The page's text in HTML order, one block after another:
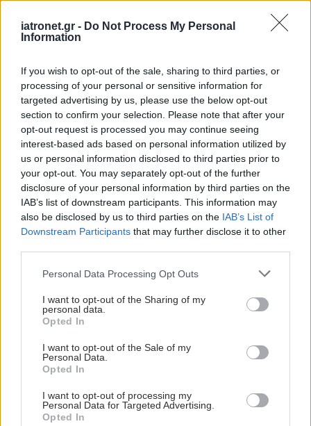
iatronet.gr - Do Not Process My Personal
Information
If you wish to opt-out of the sale, sharing to third parties, or
processing of your personal or sensitive information for
targeted advertising by us, please use the below opt-out
section to confirm your selection. Please note that after your
opt-out request is processed you may continue seeing
interest-based ads based on personal information utilized by
us or personal information disclosed to third parties prior to
your opt-out. You may separately opt-out of the further
disclosure of your personal information by third parties on the
IAB’s list of downstream participants. This information may
also be disclosed by us to third parties on the IAB’s List of
Downstream Participants that may further disclose it to other
Please note that this website/app uses one or more Google
not limited to your visit or usage behaviour. You may click to
grant or deny consent to Google and its third-party tags to
use your data for below specified purposes in below Google
consent section.
Personal Data Processing Opt Outs
I want to opt-out of the Sharing of my
personal data.
Opted In
I want to opt-out of the Sale of my
Personal Data.
Opted In
I want to opt-out of processing my
Personal Data for Targeted Advertising.
Opted In
Ελεύθεροι
να συμμετέχουμε σε
εμβολιασμό ενηλίκων
για τον κοκκύτη
Ρεκόρ 20ετίας με 438
κρούσματα κοκκύτη,
έναντι μόλις 9 πέρυσι - 2
θάνατοι βρεφών
[πίνακες]
Αύξηση των
κρουσμάτων κοκκύτη σε
Παγκόσμια ανησυχία
3,7% των ενηλίκων